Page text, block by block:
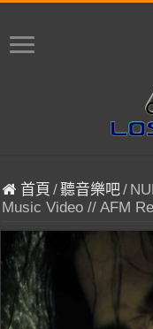
首頁 /聽音樂吧/
Music Video // AFM